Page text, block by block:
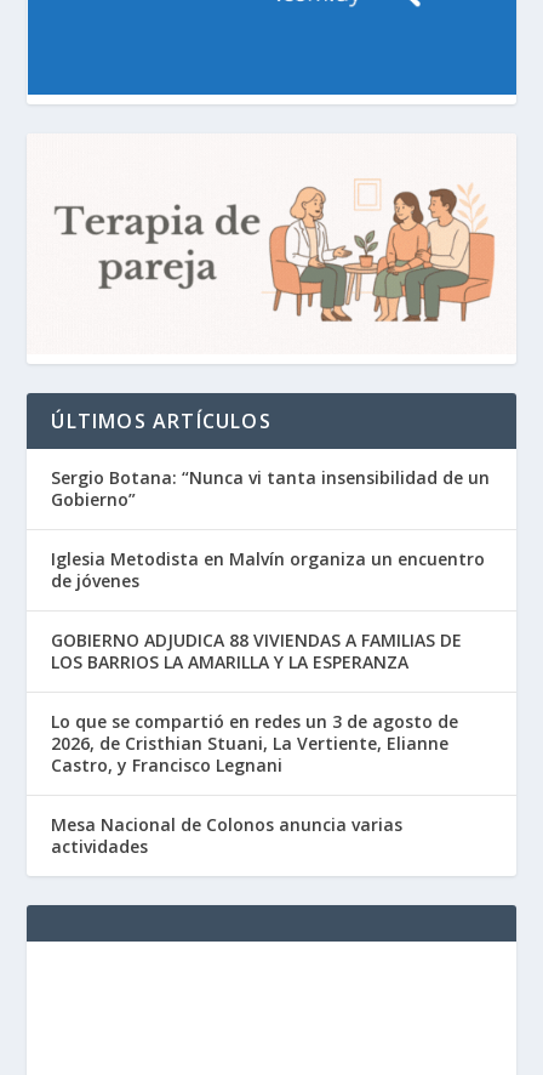
ÚLTIMOS ARTÍCULOS
Sergio Botana: “Nunca vi tanta insensibilidad de un
Gobierno”
Iglesia Metodista en Malvín organiza un encuentro
de jóvenes
GOBIERNO ADJUDICA 88 VIVIENDAS A FAMILIAS DE
LOS BARRIOS LA AMARILLA Y LA ESPERANZA
Lo que se compartió en redes un 3 de agosto de
2026, de Cristhian Stuani, La Vertiente, Elianne
Castro, y Francisco Legnani
Mesa Nacional de Colonos anuncia varias
actividades